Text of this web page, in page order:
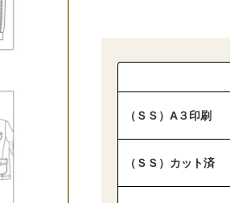
（ＳＳ）A３印刷
（ＳＳ）カット済